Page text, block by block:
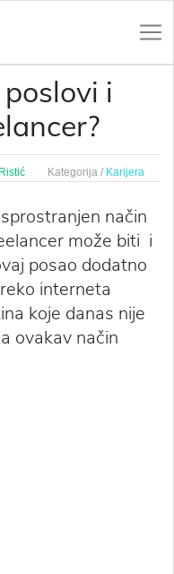
i
Kategorija / Karijera
način
može biti i
posao dodatno
interneta
koje danas nije
ovakav način